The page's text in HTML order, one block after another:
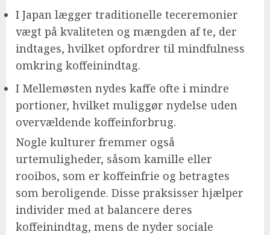
I Japan lægger traditionelle teceremonier
vægt på kvaliteten og mængden af te, der
indtages, hvilket opfordrer til mindfulness
omkring koffeinindtag.
I Mellemøsten nydes kaffe ofte i mindre
portioner, hvilket muliggør nydelse uden
overvældende koffeinforbrug.
Nogle kulturer fremmer også
urtemuligheder, såsom kamille eller
rooibos, som er koffeinfrie og betragtes
som beroligende. Disse praksisser hjælper
individer med at balancere deres
koffeinindtag, mens de nyder sociale